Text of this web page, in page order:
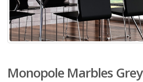
Monopole Marbles Grey